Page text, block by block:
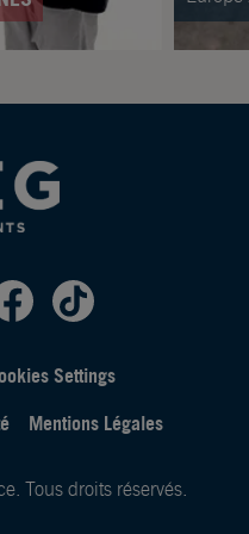
Settings
Mentions Légales
Tous droits réservés.